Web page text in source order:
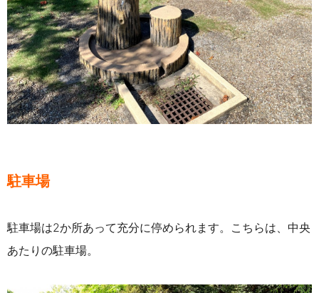
駐車場
駐車場は2か所あって充分に停められます。こちらは、中央
あたりの駐車場。